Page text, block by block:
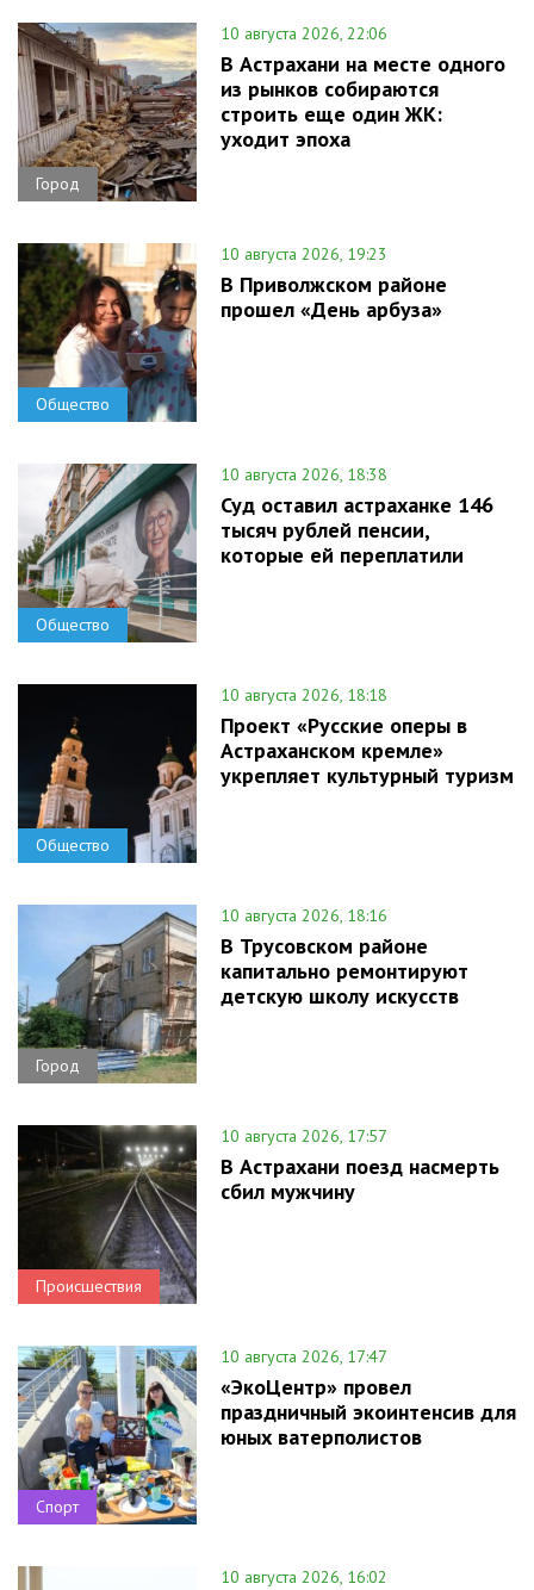
Город
10 августа 2026, 22:06
В Астрахани на месте одного
из рынков собираются
строить еще один ЖК:
уходит эпоха
Общество
10 августа 2026, 19:23
В Приволжском районе
прошел «День арбуза»
Общество
10 августа 2026, 18:38
Суд оставил астраханке 146
тысяч рублей пенсии,
которые ей переплатили
Общество
10 августа 2026, 18:18
Проект «Русские оперы в
Астраханском кремле»
укрепляет культурный туризм
Город
10 августа 2026, 18:16
В Трусовском районе
капитально ремонтируют
детскую школу искусств
Происшествия
10 августа 2026, 17:57
В Астрахани поезд насмерть
сбил мужчину
Спорт
10 августа 2026, 17:47
«ЭкоЦентр» провел
праздничный экоинтенсив для
юных ватерполистов
10 августа 2026, 16:02